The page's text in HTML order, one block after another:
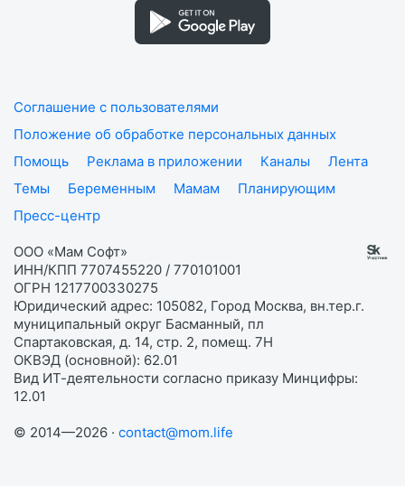
Соглашение с пользователями
Положение об обработке персональных данных
Помощь
Реклама в приложении Каналы
Лента
Темы
Беременным Мамам
Планирующим
Пресс-центр
ООО «Мам Софт»
ИНН/КПП 7707455220 / 770101001
ОГРН 1217700330275
Юридический адрес: 105082, Город Москва, вн.тер.г.
муниципальный округ Басманный, пл
Спартаковская, д. 14, стр. 2, помещ. 7Н
ОКВЭД (основной): 62.01
Вид ИТ-деятельности согласно приказу Минцифры:
12.01
© 2014—2026 · contact@mom.life